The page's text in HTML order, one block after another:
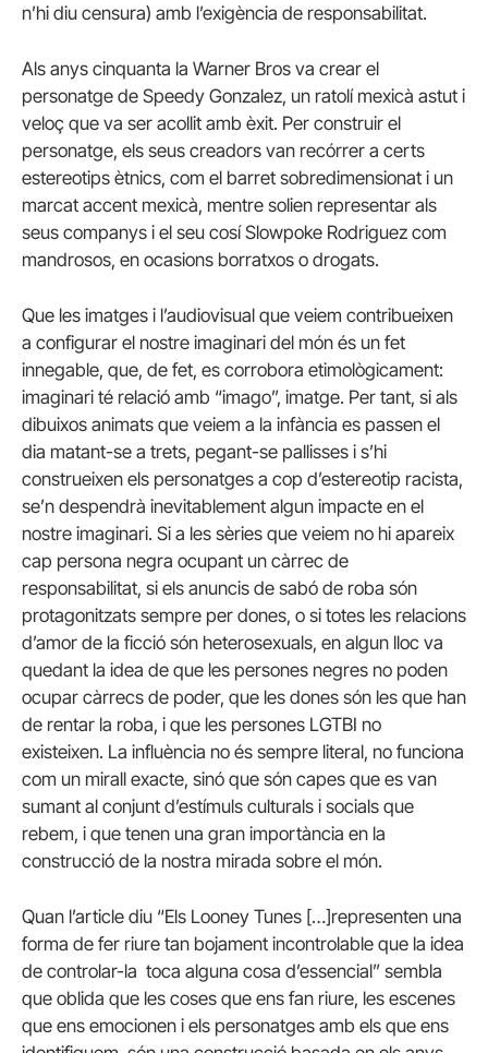
n’hi diu censura) amb l’exigència de responsabilitat.
Als anys cinquanta la Warner Bros va crear el
personatge de Speedy Gonzalez, un ratolí mexicà astut i
veloç que va ser acollit amb èxit. Per construir el
personatge, els seus creadors van recórrer a certs
estereotips ètnics, com el barret sobredimensionat i un
marcat accent mexicà, mentre solien representar als
seus companys i el seu cosí Slowpoke Rodriguez com
mandrosos, en ocasions borratxos o drogats.
Que les imatges i l’audiovisual que veiem contribueixen
a configurar el nostre imaginari del món és un fet
innegable, que, de fet, es corrobora etimològicament:
imaginari té relació amb “imago”, imatge. Per tant, si als
dibuixos animats que veiem a la infància es passen el
dia matant-se a trets, pegant-se pallisses i s’hi
construeixen els personatges a cop d’estereotip racista,
se’n despendrà inevitablement algun impacte en el
nostre imaginari. Si a les sèries que veiem no hi apareix
cap persona negra ocupant un càrrec de
responsabilitat, si els anuncis de sabó de roba són
protagonitzats sempre per dones, o si totes les relacions
d’amor de la ficció són heterosexuals, en algun lloc va
quedant la idea de que les persones negres no poden
ocupar càrrecs de poder, que les dones són les que han
de rentar la roba, i que les persones LGTBI no
existeixen. La influència no és sempre literal, no funciona
com un mirall exacte, sinó que són capes que es van
sumant al conjunt d’estímuls culturals i socials que
rebem, i que tenen una gran importància en la
construcció de la nostra mirada sobre el món.
Quan l’article diu “Els Looney Tunes […]representen una
forma de fer riure tan bojament incontrolable que la idea
de controlar-la toca alguna cosa d’essencial” sembla
que oblida que les coses que ens fan riure, les escenes
que ens emocionen i els personatges amb els que ens